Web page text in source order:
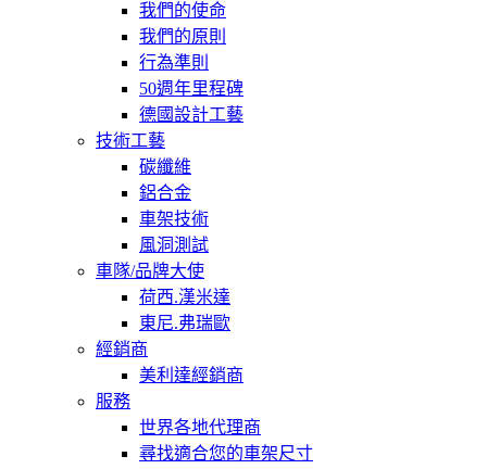
我們的使命
我們的原則
行為準則
50週年里程碑
德國設計工藝
技術工藝
碳纖維
鋁合金
車架技術
風洞測試
車隊/品牌大使
荷西.漢米達
東尼.弗瑞歐
經銷商
美利達經銷商
服務
世界各地代理商
尋找適合您的車架尺寸